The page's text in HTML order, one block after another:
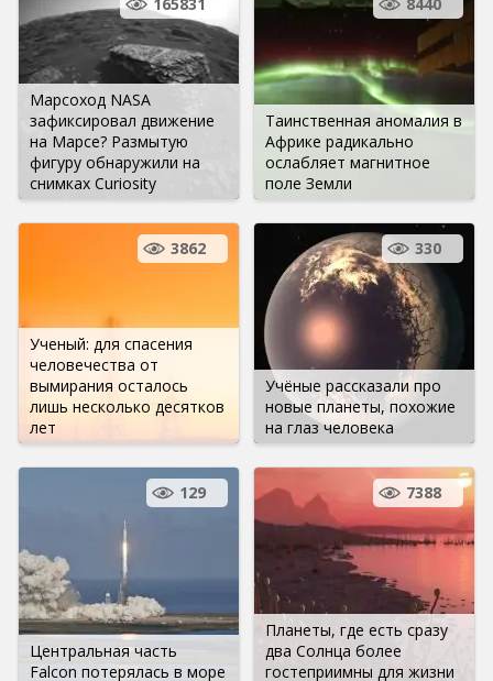
Марсоход NASA
зафиксировал движение
на Марсе? Размытую
фигуру обнаружили на
снимках Curiosity
Таинственная аномалия в
Африке радикально
ослабляет магнитное
поле Земли
Ученый: для спасения
человечества от
вымирания осталось
лишь несколько десятков
лет
3862
Учёные рассказали про
новые планеты, похожие
на глаз человека
330
Центральная часть
Falcon потерялась в море
129
Планеты, где есть сразу
два Солнца более
гостеприимны для жизни
7388